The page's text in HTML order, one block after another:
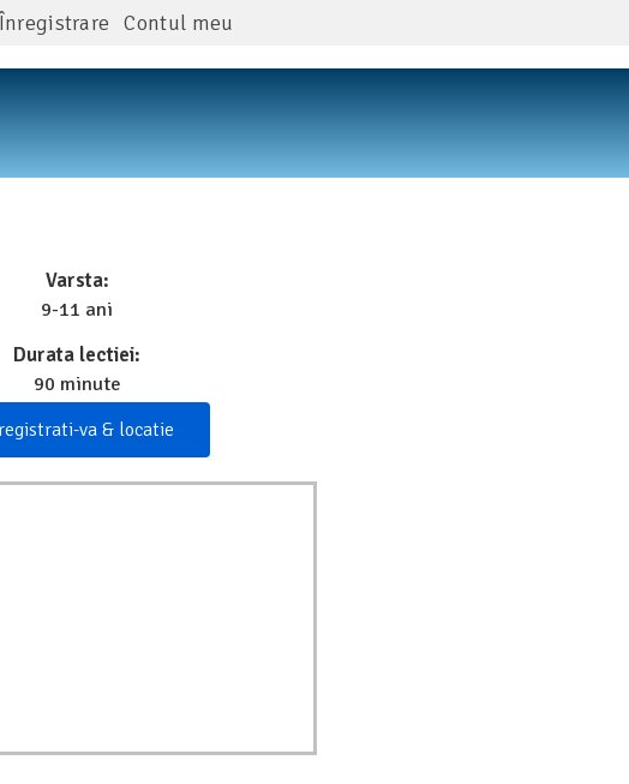
Înregistrare Contul meu
Varsta:
9-11 ani
Durata lectiei:
90 minute
va & locatie